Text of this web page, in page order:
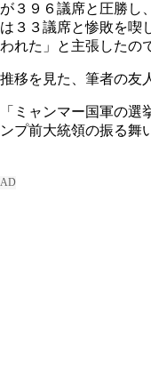
が３９６議席と圧勝し
は３３議席と惨敗を喫
われた」と主張したの
推移を見た、筆者の友
「ミャンマー国軍の
ンプ前大統領の振る舞